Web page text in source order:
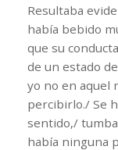
Resultaba
había bebido
que su
de un estado
yo no en aquel
percibirlo./ Se
sentido,/
había ninguna